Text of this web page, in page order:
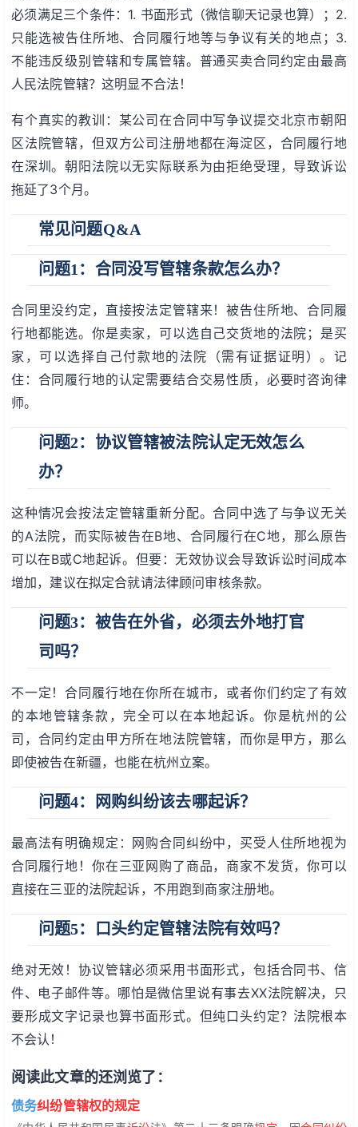
必须满足三个条件：1. 书面形式（微信聊天记录也算）；2.
只能选被告住所地、合同履行地等与争议有关的地点；3.
不能违反级别管辖和专属管辖。普通买卖合同约定由最高
人民法院管辖？这明显不合法！
有个真实的教训：某公司在合同中写争议提交北京市朝阳
区法院管辖，但双方公司注册地都在海淀区，合同履行地
在深圳。朝阳法院以无实际联系为由拒绝受理，导致诉讼
拖延了3个月。
常见问题Q&A
问题1：合同没写管辖条款怎么办？
合同里没约定，直接按法定管辖来！被告住所地、合同履
行地都能选。你是卖家，可以选自己交货地的法院；是买
家，可以选择自己付款地的法院（需有证据证明）。记
住：合同履行地的认定需要结合交易性质，必要时咨询律
师。
问题2：协议管辖被法院认定无效怎么
办？
这种情况会按法定管辖重新分配。合同中选了与争议无关
的A法院，而实际被告在B地、合同履行在C地，那么原告
可以在B或C地起诉。但要：无效协议会导致诉讼时间成本
增加，建议在拟定合就请法律顾问审核条款。
问题3：被告在外省，必须去外地打官
司吗？
不一定！合同履行地在你所在城市，或者你们约定了有效
的本地管辖条款，完全可以在本地起诉。你是杭州的公
司，合同约定由甲方所在地法院管辖，而你是甲方，那么
即使被告在新疆，也能在杭州立案。
问题4：网购纠纷该去哪起诉？
最高法有明确规定：网购合同纠纷中，买受人住所地视为
合同履行地！你在三亚网购了商品，商家不发货，你可以
直接在三亚的法院起诉，不用跑到商家注册地。
问题5：口头约定管辖法院有效吗？
绝对无效！协议管辖必须采用书面形式，包括合同书、信
件、电子邮件等。哪怕是微信里说有事去XX法院解决，只
要形成文字记录也算书面形式。但纯口头约定？法院根本
不会认！
阅读此文章的还浏览了：
债务纠纷管辖权的规定